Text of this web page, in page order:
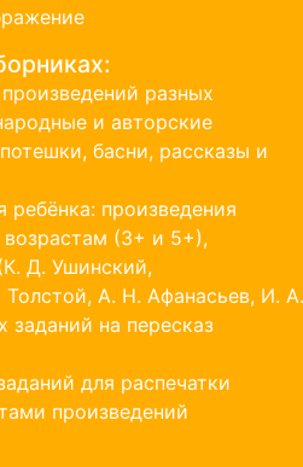
разных
и авторские
басни, рассказы и
ребёнка: произведения
(3+ и 5+),
К. Д. Ушинский,
А. Н. Афанасьев, И.
заданий на пересказ
для распечатки
произведений